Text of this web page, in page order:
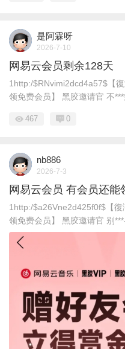
是阿霖呀
2026-7-10
网易云会员剩余128天
1http:/$RNvimi2dcd4a57$【
领免费会员】 黑胶邀请官 不***
467 0
nb886
2026-7-3
网易云会员 有会员还能
1http:/$a26Vne2d425f0f$【復
领免费会员】 黑胶邀请官 别***-